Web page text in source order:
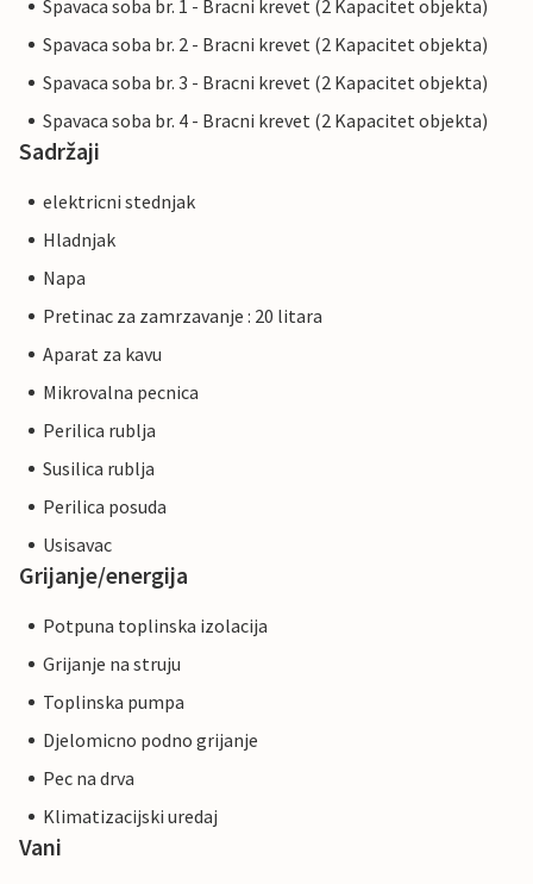
Spavaca soba br. 1 - Bracni krevet (2 Kapacitet objekta)
Spavaca soba br. 2 - Bracni krevet (2 Kapacitet objekta)
Spavaca soba br. 3 - Bracni krevet (2 Kapacitet objekta)
Spavaca soba br. 4 - Bracni krevet (2 Kapacitet objekta)
Sadržaji
elektricni stednjak
Hladnjak
Napa
Pretinac za zamrzavanje : 20 litara
Aparat za kavu
Mikrovalna pecnica
Perilica rublja
Susilica rublja
Perilica posuda
Usisavac
Grijanje/energija
Potpuna toplinska izolacija
Grijanje na struju
Toplinska pumpa
Djelomicno podno grijanje
Pec na drva
Klimatizacijski uredaj
Vani